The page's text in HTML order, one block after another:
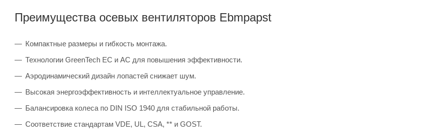
Преимущества осевых вентиляторов Ebmpapst
Компактные размеры и гибкость монтажа.
Технологии GreenTech EC и AC для повышения эффективности.
Аэродинамический дизайн лопастей снижает шум.
Высокая энергоэффективность и интеллектуальное управление.
Балансировка колеса по DIN ISO 1940 для стабильной работы.
Соответствие стандартам VDE, UL, CSA, ** и GOST.